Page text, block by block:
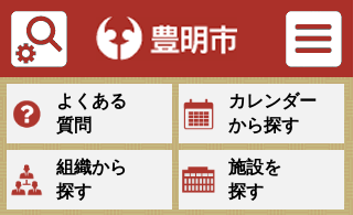
Tiếng Việt
よくある
質問
カレンダー
から探す
組織から
探す
施設を
探す